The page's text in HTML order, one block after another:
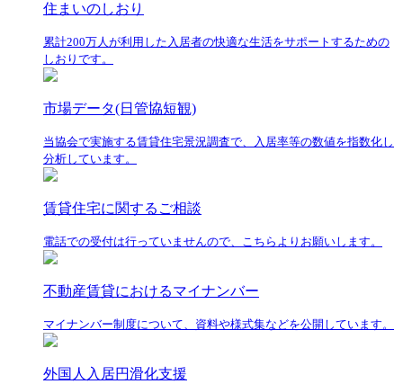
住まいのしおり
累計200万人が利用した入居者の快適な生活をサポートするための
しおりです。
市場データ(日管協短観)
当協会で実施する賃貸住宅景況調査で、入居率等の数値を指数化し
分析しています。
賃貸住宅に関するご相談
電話での受付は行っていませんので、こちらよりお願いします。
不動産賃貸におけるマイナンバー
マイナンバー制度について、資料や様式集などを公開しています。
外国人入居円滑化支援